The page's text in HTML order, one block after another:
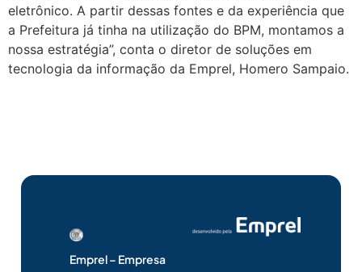
eletrônico. A partir dessas fontes e da experiência que
a Prefeitura já tinha na utilização do BPM, montamos a
nossa estratégia”, conta o diretor de soluções em
tecnologia da informação da Emprel, Homero Sampaio.
Emprel – Empresa